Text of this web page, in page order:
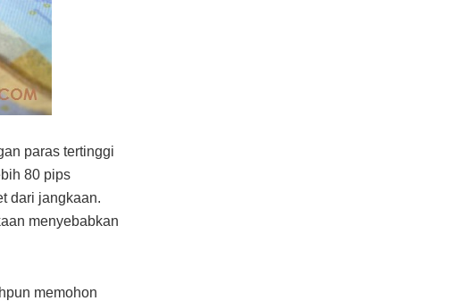
paras tertinggi
80 pips
dari jangkaan.
menyebabkan
memohon